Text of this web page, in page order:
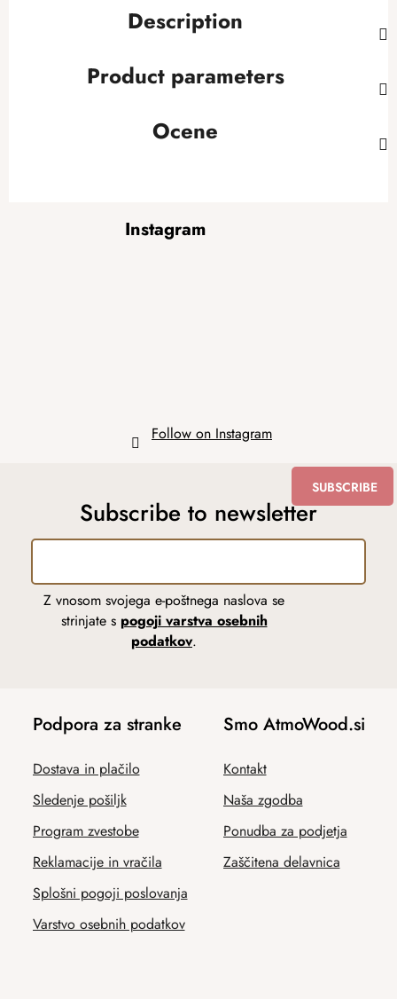
Description
Product parameters
Ocene
Instagram
Follow on Instagram
Subscribe to newsletter
Z vnosom svojega e-poštnega naslova se
strinjate s pogoji varstva osebnih
podatkov.
SUBSCRIBE
Podpora za stranke
Dostava in plačilo
Sledenje pošiljk
Program zvestobe
Reklamacije in vračila
Splošni pogoji poslovanja
Varstvo osebnih podatkov
Smo AtmoWood.si
Kontakt
Naša zgodba
Ponudba za podjetja
Zaščitena delavnica